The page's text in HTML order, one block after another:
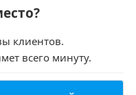
клиентов.
всего минуту.